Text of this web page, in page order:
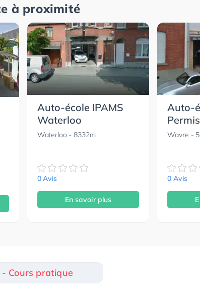
à proximité
Auto-école IPAMS
Waterloo
Waterloo- 8332m
0 Avis
En savoir plus
Auto-
Wavre -
0 Avis
Cours pratique